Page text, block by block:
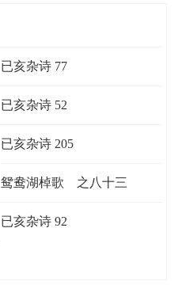
已亥杂诗 77
已亥杂诗 52
已亥杂诗 205
鸳鸯湖棹歌 之八十三
已亥杂诗 92